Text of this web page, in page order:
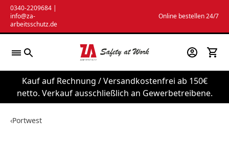
Zum
Inhalt
springen
0340-2209684 |
info@za-
arbeitsschutz.de
Online bestellen 24/7
Kauf auf Rechnung / Versandkostenfrei ab 150€
netto. Verkauf ausschließlich an Gewerbetreibene.
‹Portwest